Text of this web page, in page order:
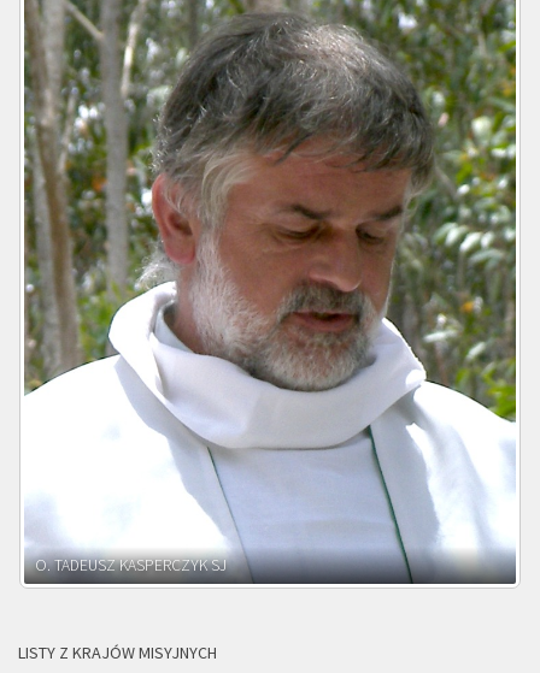
O. ADNRZEJ LEŚNIARA SJ
LISTY Z KRAJÓW MISYJNYCH